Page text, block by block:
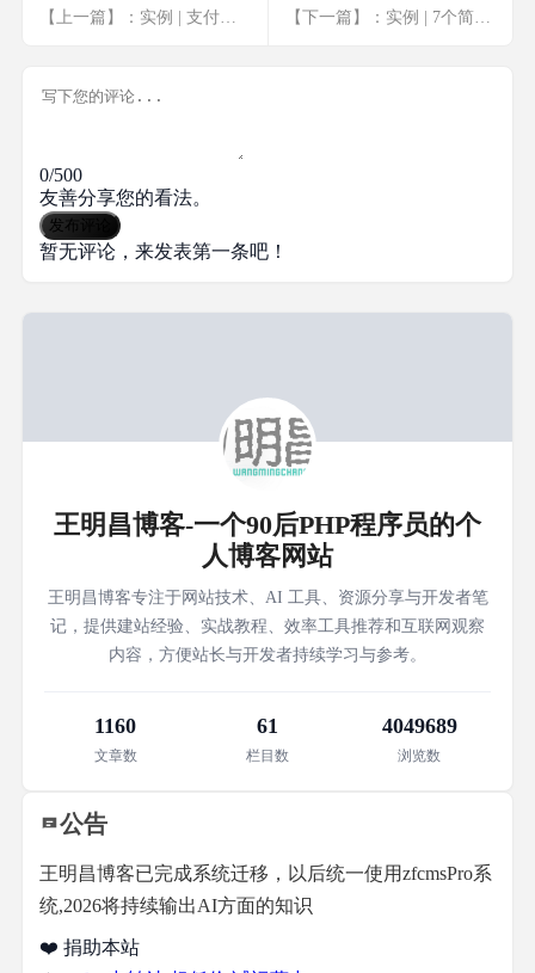
【上一篇】：实例 | 支付宝支付(使用md5加密) 【下一篇】：实例 | 7个简单的curl实例
0/500
友善分享您的看法。
发布评论
暂无评论，来发表第一条吧！
王明昌博客-一个90后PHP程序员的个
人博客网站
王明昌博客专注于网站技术、AI 工具、资源分享与开发者笔
记，提供建站经验、实战教程、效率工具推荐和互联网观察
内容，方便站长与开发者持续学习与参考。
1160
文章数
61
栏目数
4049689
浏览数
公告
王明昌博客已完成系统迁移，以后统一使用zfcmsPro系
统,2026将持续输出AI方面的知识
❤️ 捐助本站